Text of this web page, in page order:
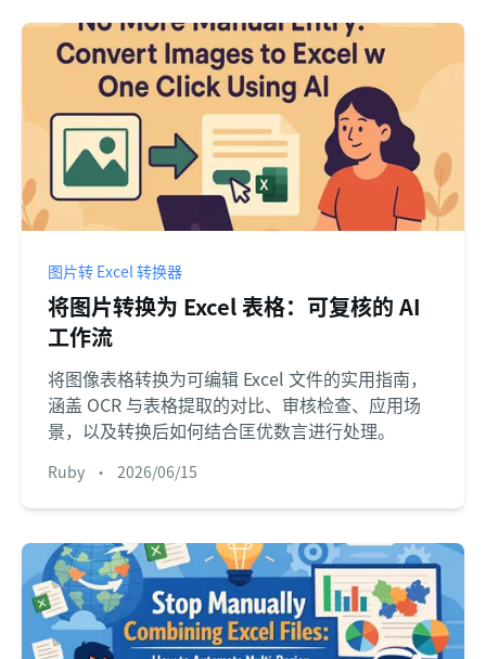
图片转 Excel 转换器
将图片转换为 Excel 表格：可复核的 AI
工作流
将图像表格转换为可编辑 Excel 文件的实用指南，
涵盖 OCR 与表格提取的对比、审核检查、应用场
景，以及转换后如何结合匡优数言进行处理。
Ruby • 2026/06/15